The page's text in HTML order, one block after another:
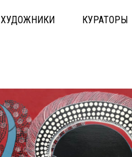
ХУДОЖНИКИ КУРАТОРЫ